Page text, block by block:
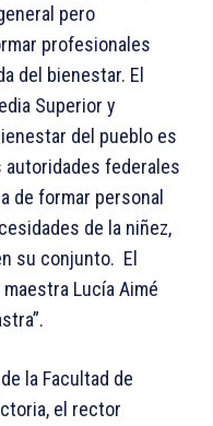
pero
profesionales
del bienestar. El
Superior y
del pueblo es
autoridades federales
de formar personal
de la niñez,
su conjunto. El
Lucía Aimé
la Facultad de
el rector